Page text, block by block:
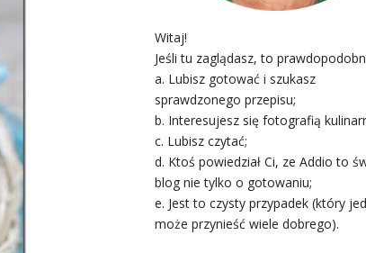
Witaj!
Jeśli tu zaglądasz, to
a. Lubisz gotować i szukasz
sprawdzonego przepisu;
b. Interesujesz się fotografią
c. Lubisz czytać;
d. Ktoś powiedział Ci, ze Addio to
blog nie tylko o gotowaniu;
e. Jest to czysty przypadek (który
może przynieść wiele dobrego).